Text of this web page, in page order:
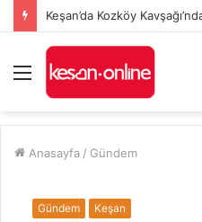
Keşan’da Kozköy
Menü
Anasayfa / Gündem
Gündem Keşan